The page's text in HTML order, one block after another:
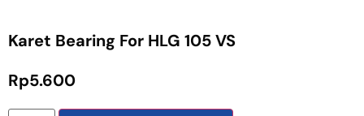
Karet Bearing For HLG 105 VS
Rp5.600